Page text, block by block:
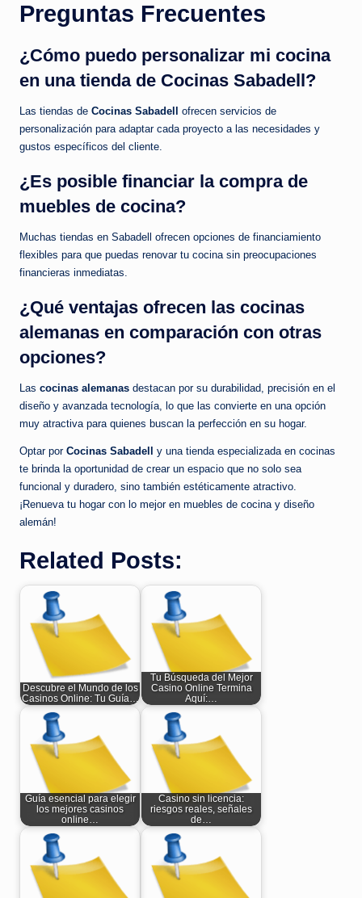
Preguntas Frecuentes
¿Cómo puedo personalizar mi cocina
en una tienda de Cocinas Sabadell?
Las tiendas de Cocinas Sabadell
ofrecen servicios de
personalización para adaptar cada proyecto a las necesidades y
gustos específicos del cliente.
¿Es posible financiar la compra de
muebles de cocina?
Muchas tiendas en Sabadell ofrecen opciones de financiamiento
flexibles para que puedas renovar tu cocina sin preocupaciones
financieras inmediatas.
¿Qué ventajas ofrecen las cocinas
alemanas en comparación con otras
opciones?
Las cocinas alemanas destacan por su durabilidad, precisión en el
diseño y avanzada tecnología, lo que las convierte en una opción
muy atractiva para quienes buscan la perfección en su hogar.
Optar por Cocinas Sabadell
y una tienda especializada en cocinas
te brinda la oportunidad de crear un espacio que no solo sea
funcional y duradero, sino también estéticamente atractivo.
¡Renueva tu hogar con lo mejor en muebles de cocina y diseño
alemán!
Related Posts:
Descubre el Mundo de los
Casinos Online: Tu Guía…
Tu Búsqueda del Mejor
Casino Online Termina
Aquí:…
Guía esencial para elegir
los mejores casinos
online…
Casino sin licencia:
riesgos reales, señales
de…